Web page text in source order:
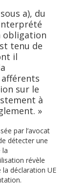
a), du
obligation
tenu de
il
sur le
à
»
par l’avocat
détecter une
la
révèle
déclaration UE